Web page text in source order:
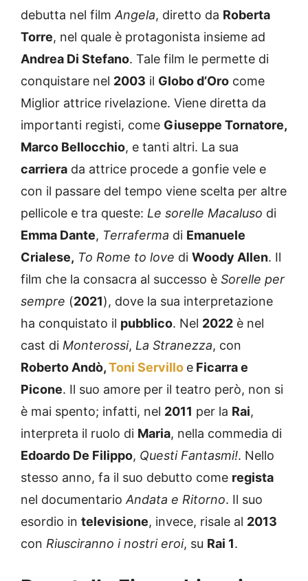
debutta nel film
Angela , diretto da Roberta
Torre
, nel quale è protagonista insieme ad
Andrea Di Stefano
. Tale film le permette di
conquistare nel 2003 il Globo d’Oro
Miglior attrice rivelazione. Viene diretta da
importanti registi, come Giuseppe Tornatore,
Marco Bellocchio
, e tanti altri. La sua
carriera
da attrice procede a gonfie vele e
con il passare del tempo viene scelta per altre
pellicole e tra queste: Le sorelle Macaluso
di
Emma Dante
Terraferma di Emanuele
Crialese,
To Rome to love di Woody Allen
. Il
film che la consacra al successo è Sorelle per
(2021), dove la sua interpretazione
ha conquistato il
pubblico . Nel 2022 è nel
cast di Monterossi, La Stranezza
Roberto Andò, Toni Servillo
Ficarra e
Picone
. Il suo amore per il teatro però, non si
è mai spento; infatti, nel 2011 per la Rai
interpreta il ruolo di Maria
, nella commedia di
Edoardo De Filippo
Questi Fantasmi! . Nello
stesso anno, fa il suo debutto come
regista
nel documentario
Andata e Ritorno
. Il suo
esordio in televisione , invece, risale al 2013
Riusciranno i nostri eroi, su Rai 1